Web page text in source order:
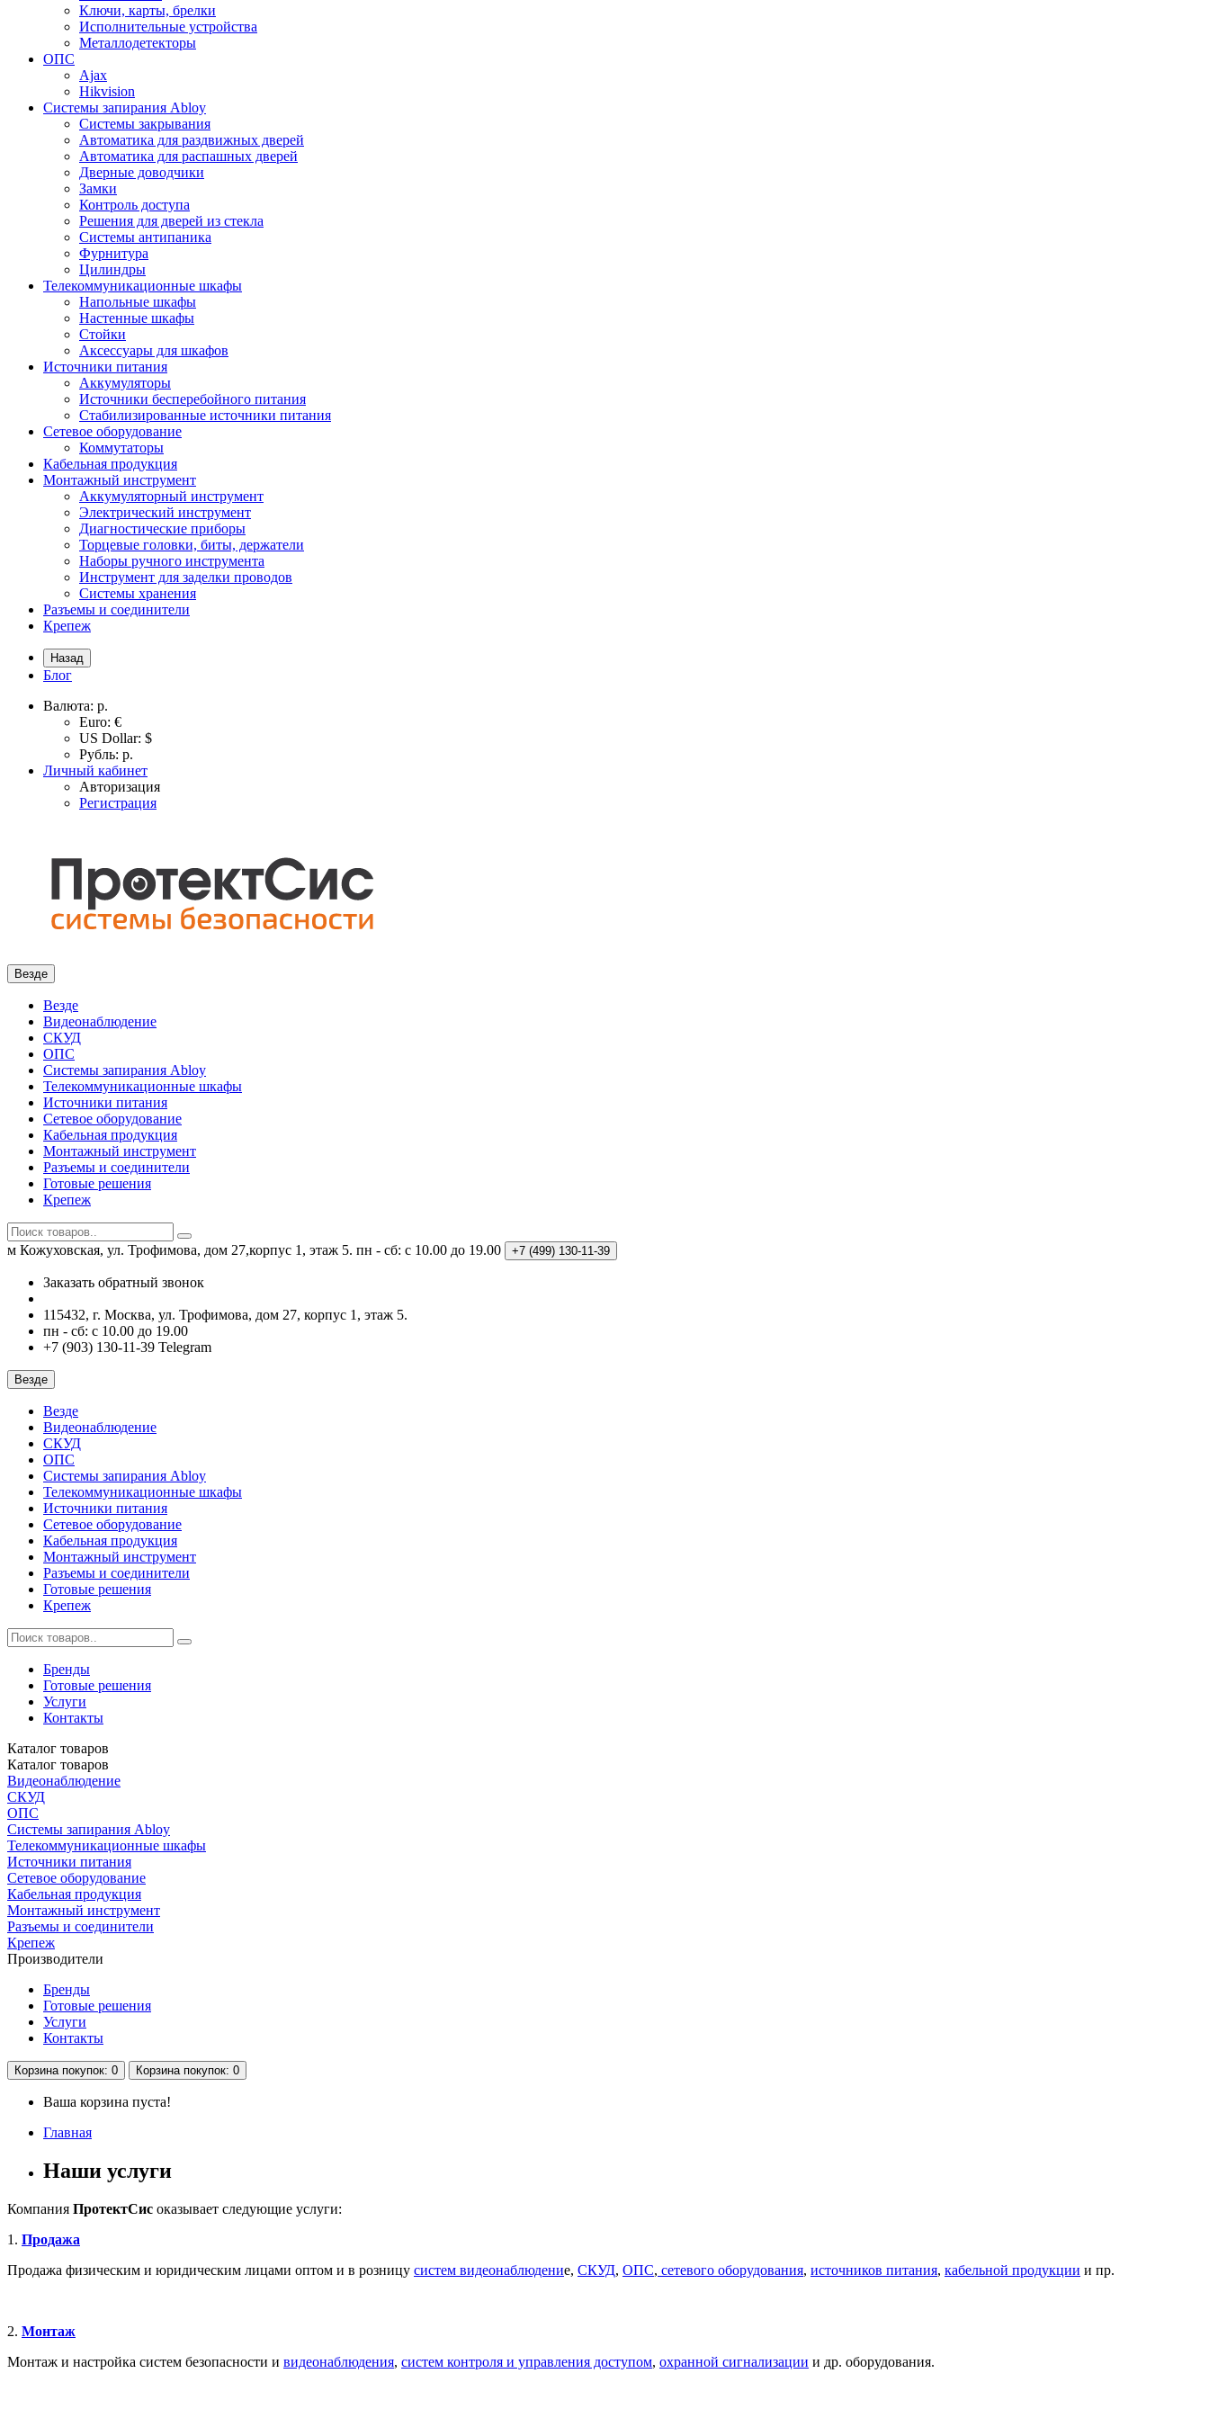
Ключи, карты, брелки
Исполнительные устройства
Металлодетекторы
ОПС
Ajax
Hikvision
Системы запирания Abloy
Cистемы закрывания
Автоматика для раздвижных дверей
Автоматика для распашных дверей
Дверные доводчики
Замки
Контроль доступа
Решения для дверей из стекла
Системы антипаника
Фурнитура
Цилиндры
Телекоммуникационные шкафы
Напольные шкафы
Настенные шкафы
Стойки
Аксессуары для шкафов
Источники питания
Аккумуляторы
Источники бесперебойного питания
Стабилизированные источники питания
Сетевое оборудование
Коммутаторы
Кабельная продукция
Монтажный инструмент
Аккумуляторный инструмент
Электрический инструмент
Диагностические приборы
Торцевые головки, биты, держатели
Наборы ручного инструмента
Инструмент для заделки проводов
Системы хранения
Разъемы и соединители
Крепеж
Назад
Блог
Валюта: р.
Euro: €
US Dollar: $
Рубль: р.
Личный кабинет
Авторизация
Регистрация
Везде
Везде
Видеонаблюдение
СКУД
ОПС
Системы запирания Abloy
Телекоммуникационные шкафы
Источники питания
Сетевое оборудование
Кабельная продукция
Монтажный инструмент
Разъемы и соединители
Готовые решения
Крепеж
м Кожуховская, ул. Трофимова, дом 27,корпус 1, этаж 5. пн - сб: с 10.00 до 19.00 +7 (499) 130-11-39
Заказать обратный звонок
115432, г. Москва, ул. Трофимова, дом 27, корпус 1, этаж 5.
пн - сб: с 10.00 до 19.00
+7 (903) 130-11-39 Telegram
Везде
Везде
Видеонаблюдение
СКУД
ОПС
Системы запирания Abloy
Телекоммуникационные шкафы
Источники питания
Сетевое оборудование
Кабельная продукция
Монтажный инструмент
Разъемы и соединители
Готовые решения
Крепеж
Бренды
Готовые решения
Услуги
Контакты
Каталог товаров
Каталог товаров
Видеонаблюдение
СКУД
ОПС
Системы запирания Abloy
Телекоммуникационные шкафы
Источники питания
Сетевое оборудование
Кабельная продукция
Монтажный инструмент
Разъемы и соединители
Крепеж
Производители
Бренды
Готовые решения
Услуги
Контакты
Корзинапокупок: 0 Корзинапокупок: 0
Ваша корзина пуста!
Главная
Наши услуги
Компания ПротектСис оказывает следующие услуги:
1. Продажа
Продажа физическим и юридическим лицами оптом и в розницу систем видеонаблюдение, СКУД, ОПС, сетевого оборудования, источников питания, кабельной продукции и пр.
2. Монтаж
Монтаж и настройка систем безопасности и видеонаблюдения, систем контроля и управления доступом, охранной сигнализации и др. оборудования.